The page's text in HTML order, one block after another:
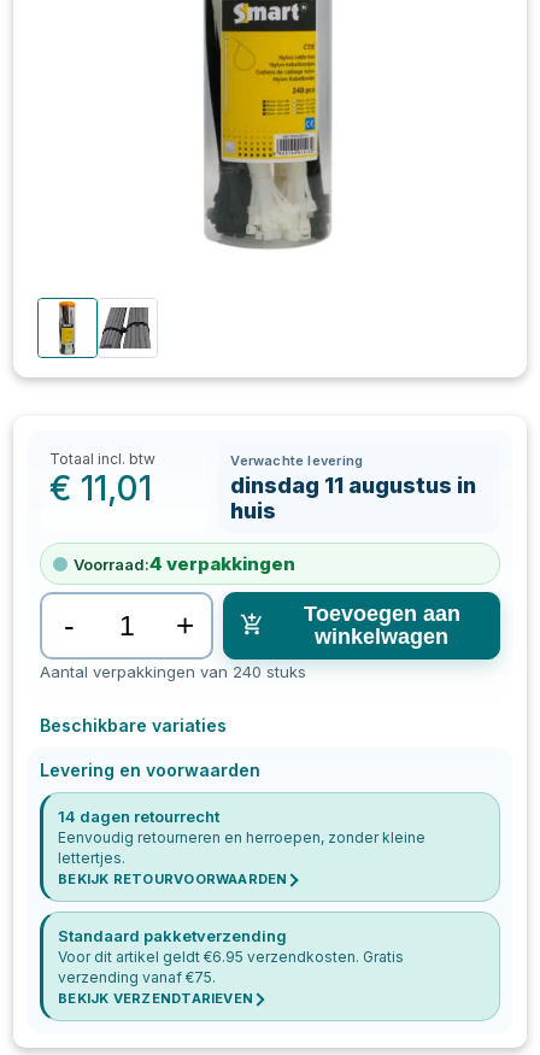
Totaal incl. btw
€ 11,01
Verwachte levering
dinsdag 11 augustus in
huis
Voorraad:4 verpakkingen
- +
Toevoegen aan
winkelwagen
Aantal verpakkingen van 240 stuks
Beschikbare variaties
Levering en voorwaarden
14 dagen retourrecht
Eenvoudig retourneren en herroepen, zonder kleine
lettertjes.
BEKIJK RETOURVOORWAARDEN
Standaard pakketverzending
Voor dit artikel geldt €6.95 verzendkosten. Gratis
verzending vanaf €75.
BEKIJK VERZENDTARIEVEN